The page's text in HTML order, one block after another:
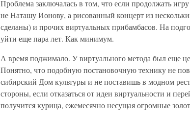
Проблема заключалась в том, что если продолжать
не Наташу Ионову, а рисованный концерт из
сделаны) и прочих виртуальных прибамбасов. На
уйти еще пара лет. Как минимум.
А время поджимало. У виртуального метода был еще
Понятно, что подобную постановочную технику не
сибирский Дом культуры и не поставишь в модном
стороны, если отказаться от идеи виртуальности и
получится курица, ежемесячно несущая огромные